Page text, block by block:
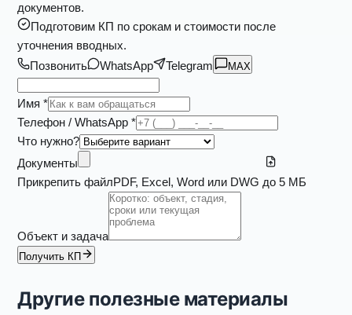
документов.
Подготовим КП по срокам и стоимости после
уточнения вводных.
Позвонить
WhatsApp Telegram MAX
Имя *
Телефон / WhatsApp *
Что нужно?
Документы
Прикрепить файлPDF, Excel, Word или DWG до 5 МБ
Объект и задача
Получить КП
Другие полезные материалы